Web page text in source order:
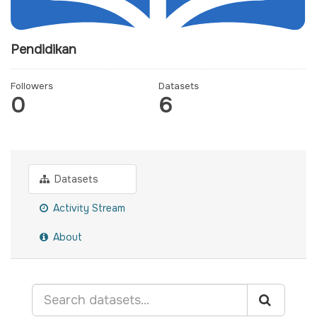
Pendidikan
Followers
0
Datasets
6
Datasets
Activity Stream
About